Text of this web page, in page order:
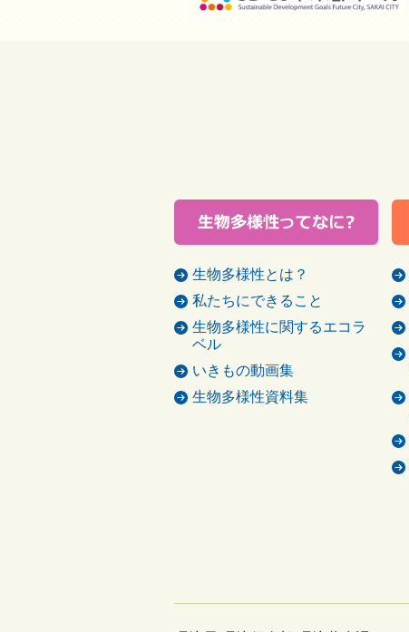
生物多様性とは？
私たちにできること
生物多様性に関するエコラ
ベル
いきもの動画集
生物多様性資料集